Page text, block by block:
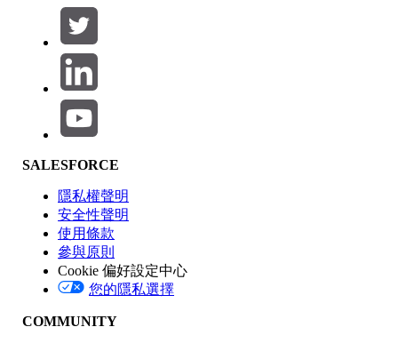
選取篩選
產品區域
功能影響
版本
SALESFORCE
隱私權聲明
安全性聲明
使用條款
參與原則
Cookie 偏好設定中心
您的隱私選擇
COMMUNITY